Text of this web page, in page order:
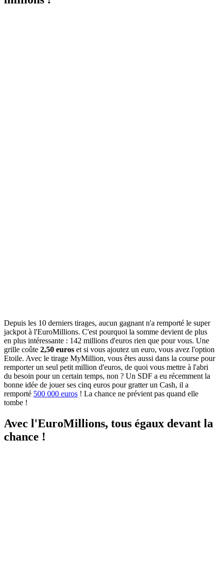
Depuis les 10 derniers tirages, aucun gagnant n'a remporté le super
jackpot à l'EuroMillions. C'est pourquoi la somme devient de plus
en plus intéressante : 142 millions d'euros rien que pour vous. Une
grille coûte 2,50 euros et si vous ajoutez un euro, vous avez l'option
Etoile. Avec le tirage MyMillion, vous êtes aussi dans la course pour
remporter un seul petit million d'euros, de quoi vous mettre à l'abri
du besoin pour un certain temps, non ? Un SDF a eu récemment la
bonne idée de jouer ses cinq euros pour gratter un Cash, il a
remporté 500 000 euros ! La chance ne prévient pas quand elle
tombe !
Avec l'EuroMillions, tous égaux devant la
chance !